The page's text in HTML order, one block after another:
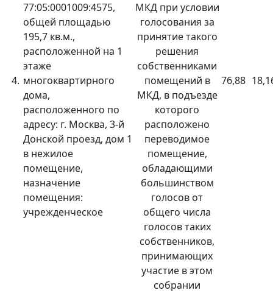
4.
77:05:0001009:4575,
общей площадью
195,7 кв.м.,
расположенной на 1
этаже
многоквартирного
дома,
расположенного по
адресу: г. Москва, 3-й
Донской проезд, дом 1
в нежилое
помещение,
назначение
помещения:
учрежденческое
МКД при условии
голосования за
принятие такого
решения
собственниками
помещений в
МКД, в подъезде
которого
расположено
переводимое
помещение,
обладающими
большинством
голосов от
общего числа
голосов таких
собственников,
принимающих
участие в этом
собрании
76,88